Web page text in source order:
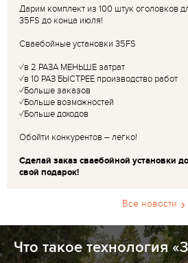
Дарим комплект из 100 штук оголовков
35FS до конца июля!
Сваебойные установки 35FS
✓в 2 РАЗА МЕНЬШЕ затрат
✓в 10 РАЗ БЫСТРЕЕ производство работ
✓Больше заказов
✓Больше возможностей
✓Больше доходов
Обойти конкурентов – легко!
Сделай заказ сваебойной установки
свой подарок!
Все новости
Что такое технология